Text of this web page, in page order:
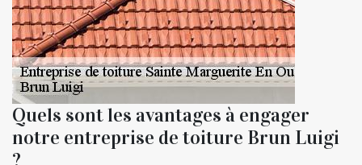
Quels sont les avantages à engager
notre entreprise de toiture Brun Luigi
?